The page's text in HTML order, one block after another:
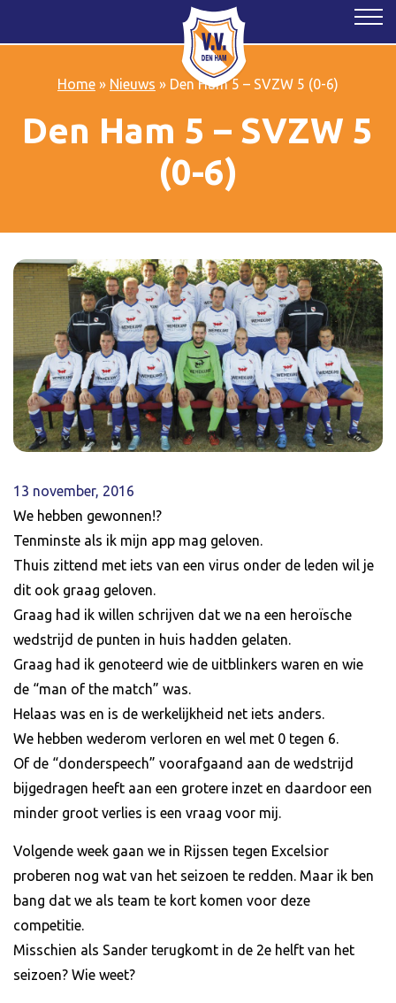
Home» Nieuws » Den Ham 5 – SVZW 5 (0-6)
Den Ham 5 – SVZW 5
(0-6)
13 november, 2016
We hebben gewonnen!?
Tenminste als ik mijn app mag geloven.
Thuis zittend met iets van een virus onder de leden wil je
dit ook graag geloven.
Graag had ik willen schrijven dat we na een heroïsche
wedstrijd de punten in huis hadden gelaten.
Graag had ik genoteerd wie de uitblinkers waren en wie
de “man of the match” was.
Helaas was en is de werkelijkheid net iets anders.
We hebben wederom verloren en wel met 0 tegen 6.
Of de “donderspeech” voorafgaand aan de wedstrijd
bijgedragen heeft aan een grotere inzet en daardoor een
minder groot verlies is een vraag voor mij.
Volgende week gaan we in Rijssen tegen Excelsior
proberen nog wat van het seizoen te redden. Maar ik ben
bang dat we als team te kort komen voor deze
competitie.
Misschien als Sander terugkomt in de 2e helft van het
seizoen? Wie weet?